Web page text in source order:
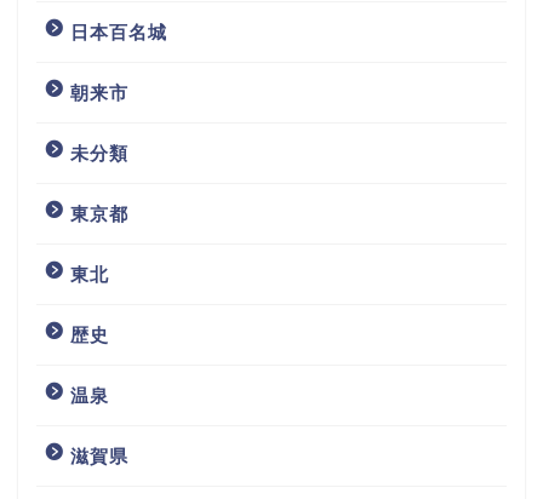
日本百名城
朝来市
未分類
東京都
東北
歴史
温泉
滋賀県